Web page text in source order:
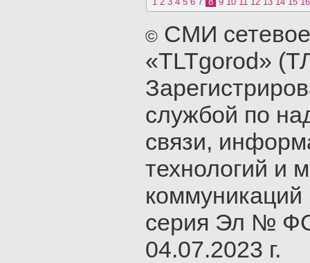
© СМИ
«TLTgorod»
службой по
связи,
технологий и
серия Эл №
04.07.2023 г.